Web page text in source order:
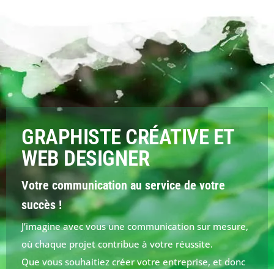
GRAPHISTE CRÉATIVE ET
WEB DESIGNER
Votre communication au service de votre
succès !
J’imagine avec vous une communication sur mesure,
où chaque projet contribue à votre réussite.
Que vous souhaitiez créer votre entreprise, et donc